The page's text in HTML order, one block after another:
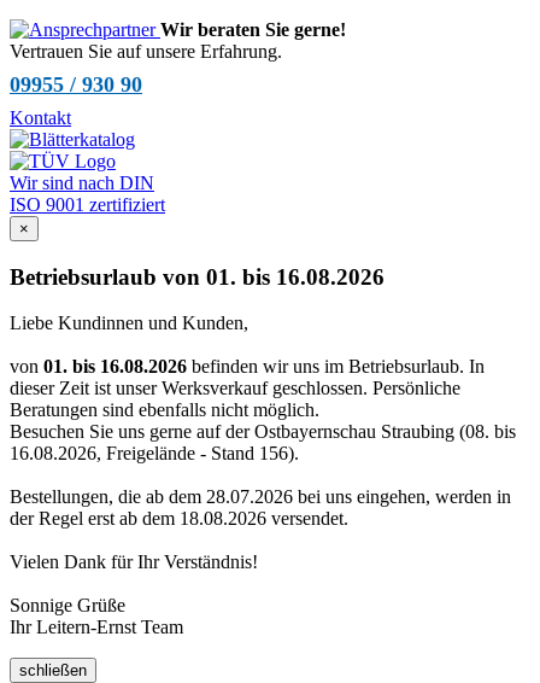
Wir beraten Sie gerne!
Vertrauen Sie auf unsere Erfahrung.
09955 / 930 90
Kontakt
Wir sind nach DIN
ISO 9001 zertifiziert
×
Betriebsurlaub von 01. bis 16.08.2026
Liebe Kundinnen und Kunden,
von 01. bis 16.08.2026 befinden wir uns im Betriebsurlaub. In
dieser Zeit ist unser Werksverkauf geschlossen. Persönliche
Beratungen sind ebenfalls nicht möglich.
Besuchen Sie uns gerne auf der Ostbayernschau Straubing (08. bis
16.08.2026, Freigelände - Stand 156).
Bestellungen, die ab dem 28.07.2026 bei uns eingehen, werden in
der Regel erst ab dem 18.08.2026 versendet.
Vielen Dank für Ihr Verständnis!
Sonnige Grüße
Ihr Leitern-Ernst Team
schließen